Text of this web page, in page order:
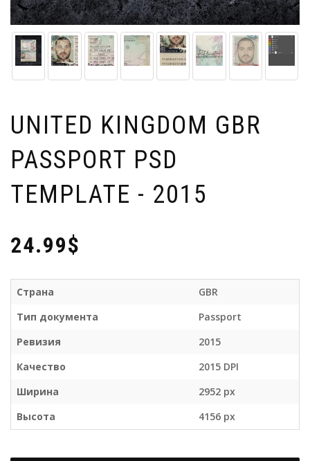
UNITED KINGDOM GBR
PASSPORT PSD
TEMPLATE - 2015
24.99$
Страна
GBR
Тип документа
Passport
Ревизия
2015
Качество
2015 DPI
Ширина
2952 px
Высота
4156 px